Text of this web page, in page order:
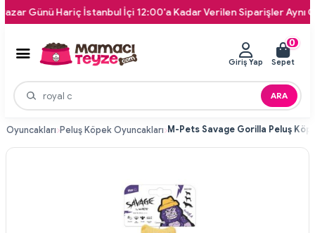
Hariç İstanbul İçi 12:00'a Kadar Verilen Siparişler Aynı Gün
ARA
Giriş Yap
0
Sepet
Oyuncakları Peluş Köpek Oyuncakları